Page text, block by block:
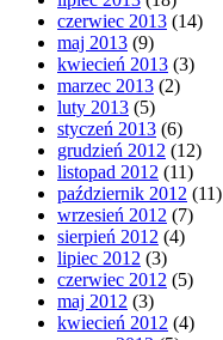
czerwiec 2013 (14)
maj 2013 (9)
kwiecień 2013 (3)
marzec 2013 (2)
luty 2013 (5)
styczeń 2013 (6)
grudzień 2012 (12)
listopad 2012 (11)
październik 2012 (11)
wrzesień 2012 (7)
sierpień 2012 (4)
lipiec 2012 (3)
czerwiec 2012 (5)
maj 2012 (3)
kwiecień 2012 (4)